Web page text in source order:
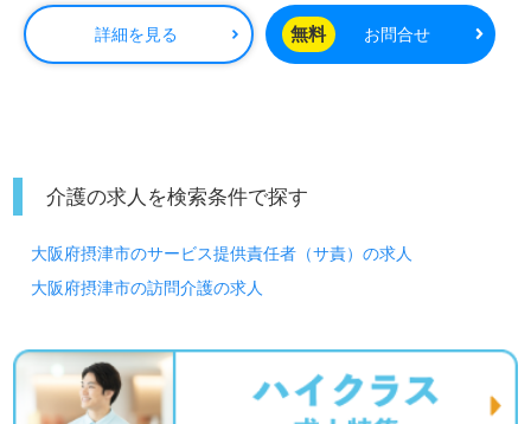
詳細を見る 無料 お問合せ
介護の求人を検索条件で探す
大阪府摂津市のサービス提供責任者（サ責）の求人
大阪府摂津市の訪問介護の求人